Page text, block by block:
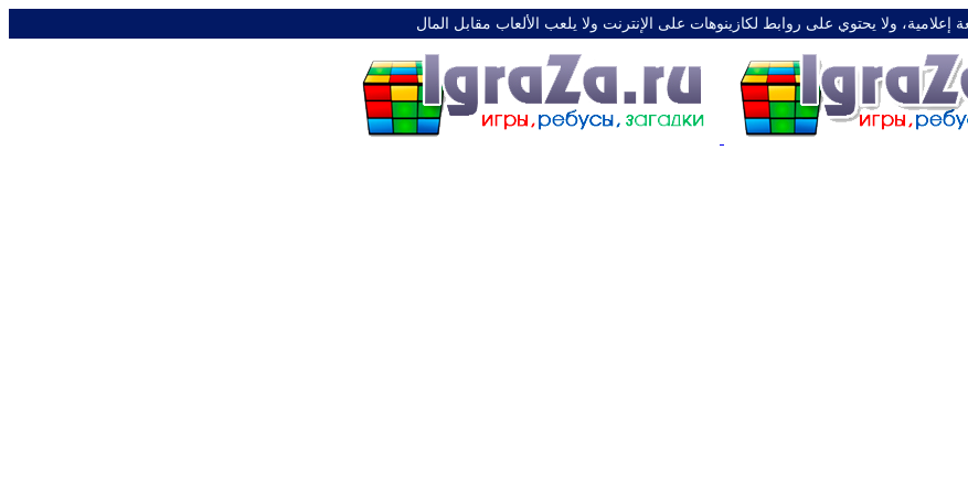
إعلامية، ولا يحتوي على روابط لكازينوهات على الإنترنت ولا يلعب الألعاب مقابل المال